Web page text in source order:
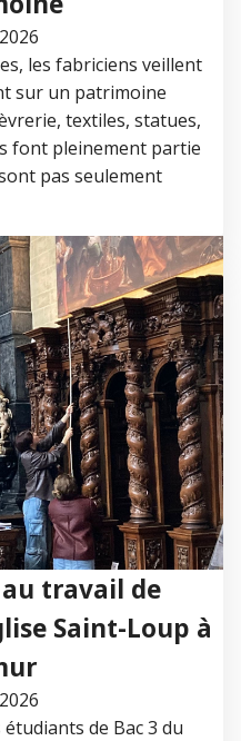
les fabriciens veillent
sur un patrimoine
textiles, statues,
font pleinement partie
pas seulement
travail de
Saint-Loup à
de Bac 3 du